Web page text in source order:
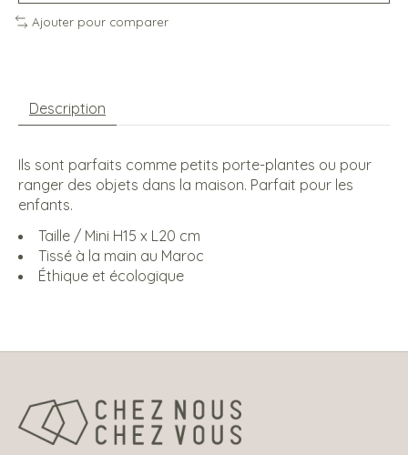
Ajouter pour comparer
Description
Ils sont parfaits comme petits porte-plantes ou pour
ranger des objets dans la maison. Parfait pour les
enfants.
Taille / Mini H15 x L20 cm
Tissé à la main au Maroc
Éthique et écologique